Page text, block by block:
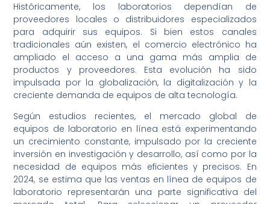
Históricamente, los laboratorios dependían de
proveedores locales o distribuidores especializados
para adquirir sus equipos. Si bien estos canales
tradicionales aún existen, el comercio electrónico ha
ampliado el acceso a una gama más amplia de
productos y proveedores. Esta evolución ha sido
impulsada por la globalización, la digitalización y la
creciente demanda de equipos de alta tecnología.
Según estudios recientes, el mercado global de
equipos de laboratorio en línea está experimentando
un crecimiento constante, impulsado por la creciente
inversión en investigación y desarrollo, así como por la
necesidad de equipos más eficientes y precisos. En
2024, se estima que las ventas en línea de equipos de
laboratorio representarán una parte significativa del